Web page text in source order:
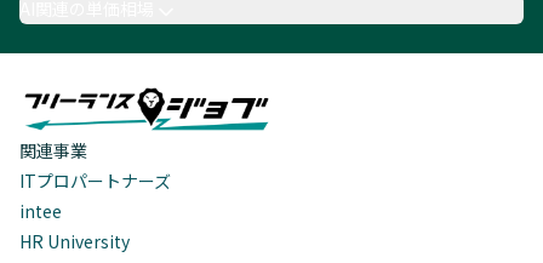
AI関連の単価相場
関連事業
ITプロパートナーズ
intee
HR University